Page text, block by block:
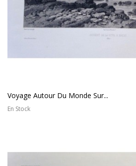
Voyage Autour Du Monde Sur...
En Stock